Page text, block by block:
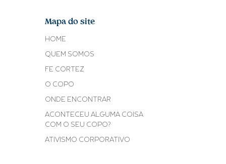
Mapa do site
HOME
QUEM SOMOS
FE CORTEZ
O COPO
ONDE ENCONTRAR
ACONTECEU ALGUMA COISA
COM O SEU COPO?
ATIVISMO CORPORATIVO